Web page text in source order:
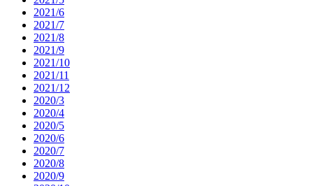
2021/6
2021/7
2021/8
2021/9
2021/10
2021/11
2021/12
2020/3
2020/4
2020/5
2020/6
2020/7
2020/8
2020/9